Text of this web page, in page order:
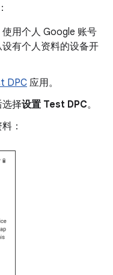
用个人 Google 账号
有个人资料的设备开
DPC应用。
择设置 Test DPC。
：